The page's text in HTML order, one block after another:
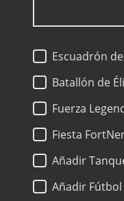
Escuadrón
Batallón de
Fuerza
Fiesta
Añadir
Añadir